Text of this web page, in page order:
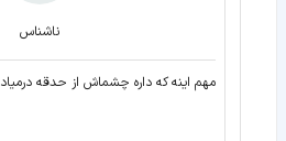
ناشناس
مهم اینه که داره چشماش از حدقه درمیاد